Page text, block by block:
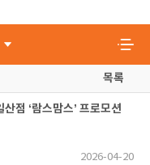
목록
점 ‘람스맘스’ 프로모션
2026-04-20